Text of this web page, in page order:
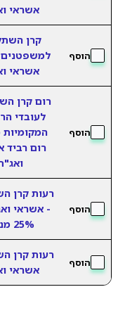
אשראי
הוסף
קרן
אשראי
הוסף
רום קרן
לעובדי
המקומיות
רום רביד
הוסף
רעות קרן
- אשראי
25% מניות
הוסף
רעות קרן
אשראי